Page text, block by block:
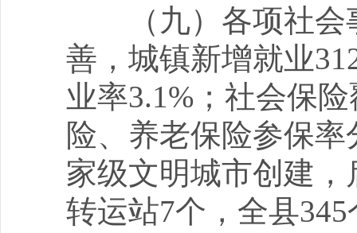
（九）各项社会
善，城镇新增就业
业率3.1%；社会保
险、养老保险参保率
家级文明城市创建
转运站7个，全县